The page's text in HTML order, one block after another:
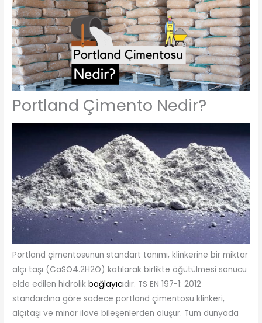
Portland Çimento Nedir?
Portland çimentosunun standart tanımı, klinkerine bir miktar
alçı taşı (CaSO4.2H2O) katılarak birlikte öğütülmesi sonucu
elde edilen hidrolikbağlayıcıdır. TS EN 197-1: 2012
standardına göre sadece portland çimentosu klinkeri,
alçıtaşı ve minör ilave bileşenlerden oluşur. Tüm dünyada